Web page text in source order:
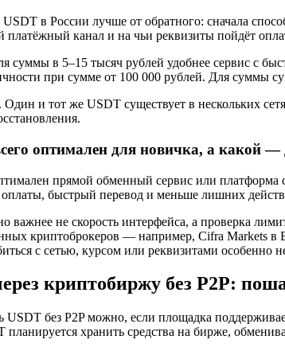
в России лучше от обратного: сначала
платёжный канал и на чьи реквизиты пойдёт
в 5–15 тысяч рублей удобнее сервис с
при сумме от 100 000 рублей. Для суммы
Один и тот же USDT существует в нескольких
оптимален для новичка, а какой
прямой обменный сервис или
быстрый перевод и меньше лишних
не скорость интерфейса, а проверка
криптоброкеров — например, Cifra Markets в
с сетью, курсом или реквизитами особенно
криптобиржу без P2P:
USDT без P2P можно, если площадка
планируется хранить средства на бирже,